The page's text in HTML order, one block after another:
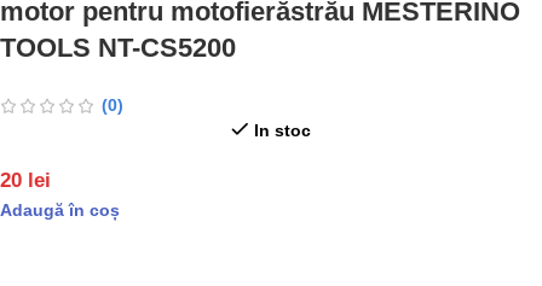
motor pentru motofierăstrău MESTERINO
TOOLS NT-CS5200
(0)
In stoc
20 lei
Adaugă în coș